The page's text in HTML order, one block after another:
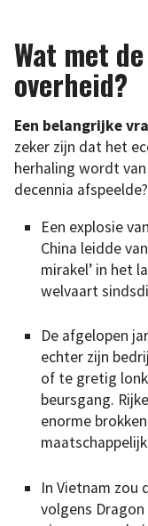
Wat met
overheid?
Een belangrijke
zeker zijn dat het
herhaling wordt
decennia afspeelde?
Een explosie
China leidde
mirakel’ in het
welvaart
De afgelopen
echter zijn
of te gretig
beursgang.
enorme
In Vietnam zou
volgens